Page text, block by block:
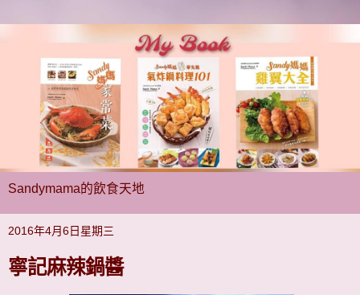
Sandymama的飲食天地
2016年4月6日星期三
寧記麻辣鍋醬